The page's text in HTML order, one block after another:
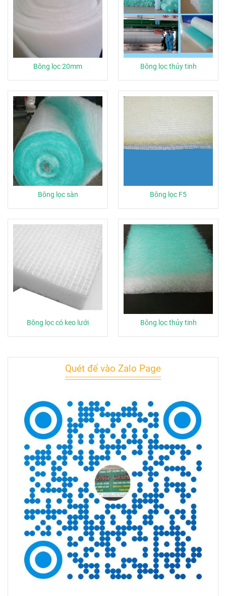
Bông lọc 20mm Bông lọc thủy tinh
Bông lọc sàn Bông lọc F5
Bông lọc có keo lưới Bông lọc thủy tinh
Quét để vào Zalo Page